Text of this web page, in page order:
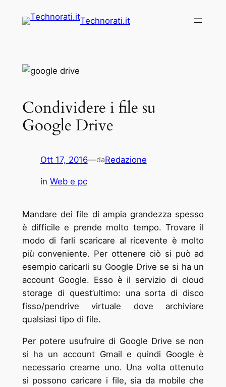
Technorati.it
Condividere i file su
Google Drive
Ott 17, 2016—daRedazione
in Web e pc
Mandare dei file di ampia grandezza spesso
è difficile e prende molto tempo. Trovare il
modo di farli scaricare al ricevente è molto
più conveniente. Per ottenere ciò si può ad
esempio caricarli su Google Drive se si ha un
account Google. Esso è il servizio di cloud
storage di quest’ultimo: una sorta di disco
fisso/pendrive virtuale dove archiviare
qualsiasi tipo di file.
Per potere usufruire di Google Drive se non
si ha un account Gmail e quindi Google è
necessario crearne uno. Una volta ottenuto
si possono caricare i file, sia da mobile che